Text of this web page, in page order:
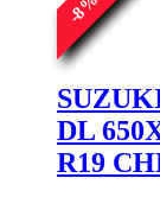
-
8
DL
R19